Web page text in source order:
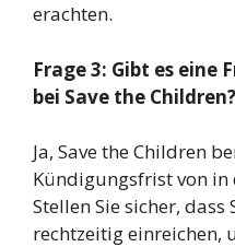
erachten.
Frage 3: Gibt es eine
bei Save the Children?
Ja, Save the Children
Kündigungsfrist von in
Stellen Sie sicher,
rechtzeitig einreichen,